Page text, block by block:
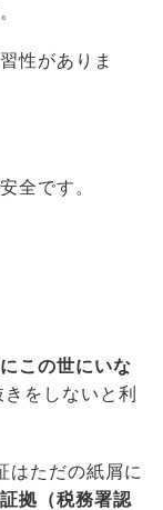
性がありま
全です。
この世にいな
をしないと利
はただの紙屑に
拠（税務署認